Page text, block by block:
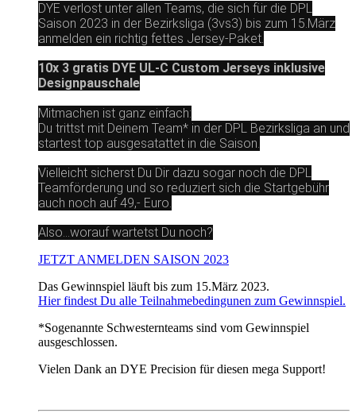
DYE verlost unter allen Teams, die sich für die DPL
Saison 2023 in der Bezirksliga (3vs3) bis zum 15.März
anmelden ein richtig fettes Jersey-Paket.
10x 3 gratis DYE UL-C Custom Jerseys inklusive
Designpauschale
Mitmachen ist ganz einfach:
Du trittst mit Deinem Team* in der DPL Bezirksliga an und
startest top ausgesatattet in die Saison.
Vielleicht sicherst Du Dir dazu sogar noch die DPL
Teamförderung und so reduziert sich die Startgebühr
auch noch auf 49,- Euro.
Also...worauf wartetst Du noch?
JETZT ANMELDEN SAISON 2023
Das Gewinnspiel läuft bis zum 15.März 2023.
Hier findest Du alle Teilnahmebedingunen zum Gewinnspiel.
*Sogenannte Schwesternteams sind vom Gewinnspiel
ausgeschlossen.
Vielen Dank an DYE Precision für diesen mega Support!